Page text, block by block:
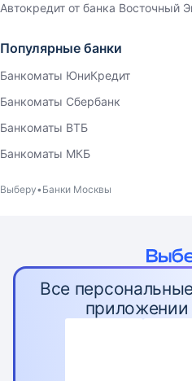
Автокредит от банка Восточный
Популярные банки
Банкоматы ЮниКредит
Банкоматы Сбербанк
Банкоматы ВТБ
Банкоматы МКБ
Выберу Банки Москвы
Все